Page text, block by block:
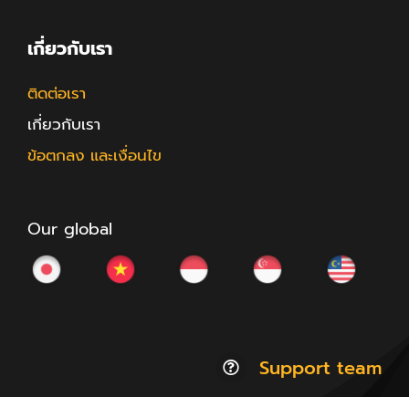
เกี่ยวกับเรา
ติดต่อเรา
เกี่ยวกับเรา
ข้อตกลง และเงื่อนไข
Our global
Support team